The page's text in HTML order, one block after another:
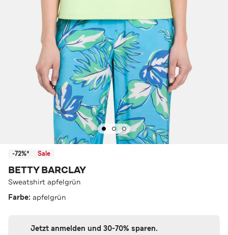
-72%* Sale
BETTY BARCLAY
Sweatshirt apfelgrün
Farbe: apfelgrün
Jetzt anmelden und 30-70% sparen.